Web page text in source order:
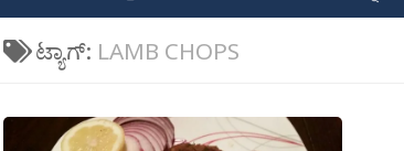
ಟ್ಯಾಗ್: LAMB CHOPS